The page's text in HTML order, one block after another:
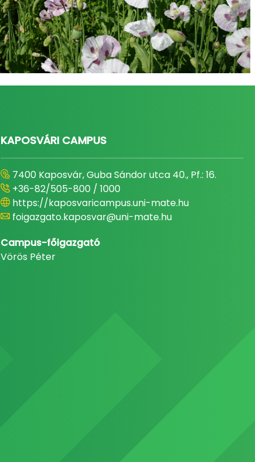
KAPOSVÁRI CAMPUS
7400 Kaposvár, Guba Sándor utca 40., Pf.: 16.
+36-82/505-800 / 1000
https://kaposvaricampus.uni-mate.hu
foigazgato.kaposvar@uni-mate.hu
Campus-főigazgató
Vörös Péter